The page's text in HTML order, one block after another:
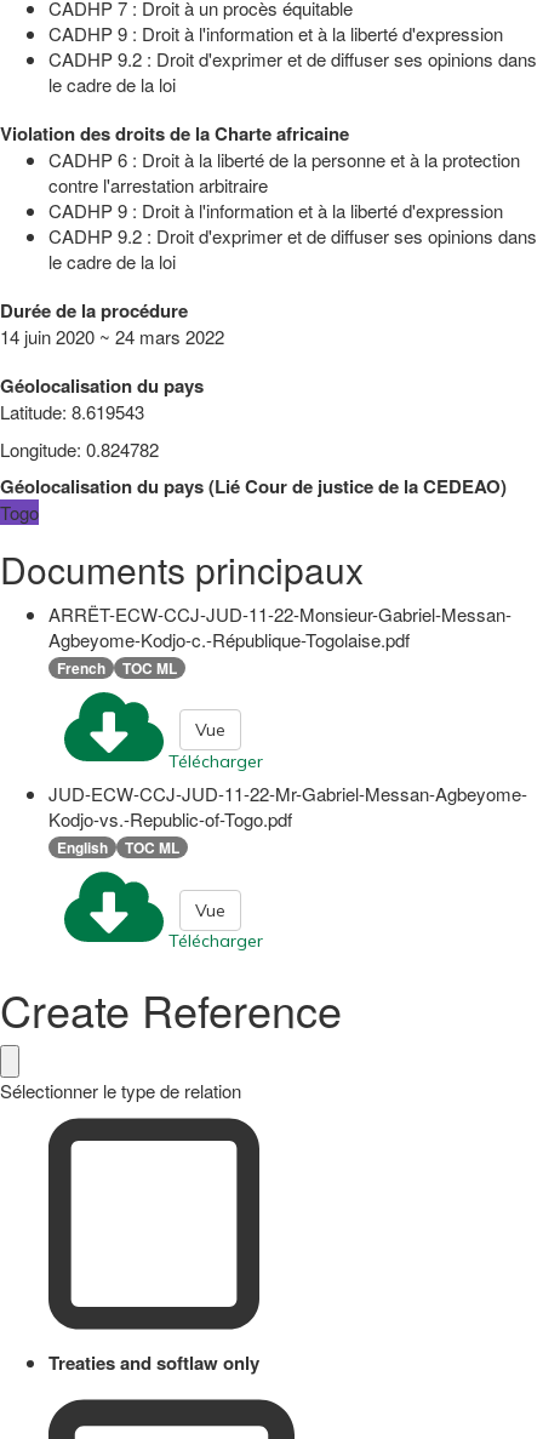
CADHP 7 : Droit à un procès équitable
CADHP 9 : Droit à l'information et à la liberté d'expression
CADHP 9.2 : Droit d'exprimer et de diffuser ses opinions dans
le cadre de la loi
Violation des droits de la Charte africaine
CADHP 6 : Droit à la liberté de la personne et à la protection
contre l'arrestation arbitraire
CADHP 9 : Droit à l'information et à la liberté d'expression
CADHP 9.2 : Droit d'exprimer et de diffuser ses opinions dans
le cadre de la loi
Durée de la procédure
14 juin 2020 ~ 24 mars 2022
Géolocalisation du pays
Latitude: 8.619543
Longitude: 0.824782
Géolocalisation du pays(LiéCour de justice de la CEDEAO)
Togo
Documents principaux
ARRËT-ECW-CCJ-JUD-11-22-Monsieur-Gabriel-Messan-
Agbeyome-Kodjo-c.-République-Togolaise.pdf
French TOC ML
Télécharger
Vue
JUD-ECW-CCJ-JUD-11-22-Mr-Gabriel-Messan-Agbeyome-
Kodjo-vs.-Republic-of-Togo.pdf
English TOC ML
Télécharger
Vue
Create Reference
Sélectionner le type de relation
Treaties and softlaw only